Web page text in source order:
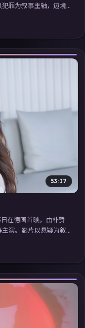
犯罪为叙事主轴，边境
配乐强化地域气质；
线看」延展检索同类
53:17
在德国首映，由朴赞
主演。影片以悬疑为叙
渐模糊；摄影与配乐
看高清电视剧在线
线追剧体验。